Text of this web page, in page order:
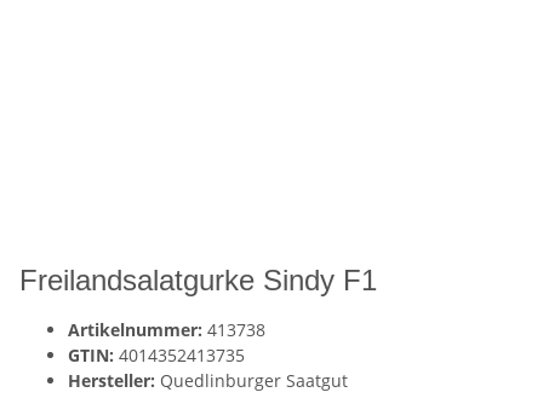
Freilandsalatgurke Sindy F1
Artikelnummer: 413738
GTIN: 4014352413735
Hersteller: Quedlinburger Saatgut